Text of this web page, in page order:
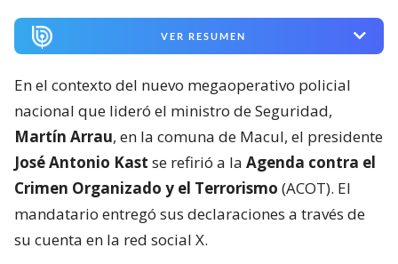
VER RESUMEN
En el contexto del nuevo megaoperativo policial
nacional que lideró el ministro de Seguridad,
Martín Arrau, en la comuna de Macul, el presidente
José Antonio Kast se refirió a la Agenda contra el
Crimen Organizado y el Terrorismo (ACOT). El
mandatario entregó sus declaraciones a través de
su cuenta en la red social X.